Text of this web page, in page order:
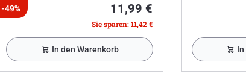
-49% 11,99 €
Sie sparen: 11,42 €
In den Warenkorb